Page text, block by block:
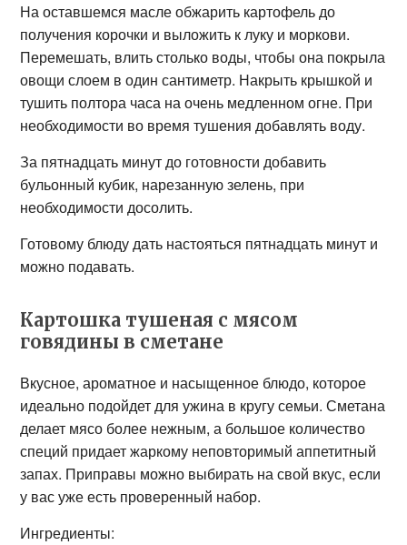
На оставшемся масле обжарить картофель до
получения корочки и выложить к луку и моркови.
Перемешать, влить столько воды, чтобы она покрыла
овощи слоем в один сантиметр. Накрыть крышкой и
тушить полтора часа на очень медленном огне. При
необходимости во время тушения добавлять воду.
За пятнадцать минут до готовности добавить
бульонный кубик, нарезанную зелень, при
необходимости досолить.
Готовому блюду дать настояться пятнадцать минут и
можно подавать.
Картошка тушеная с мясом
говядины в сметане
Вкусное, ароматное и насыщенное блюдо, которое
идеально подойдет для ужина в кругу семьи. Сметана
делает мясо более нежным, а большое количество
специй придает жаркому неповторимый аппетитный
запах. Приправы можно выбирать на свой вкус, если
у вас уже есть проверенный набор.
Ингредиенты: